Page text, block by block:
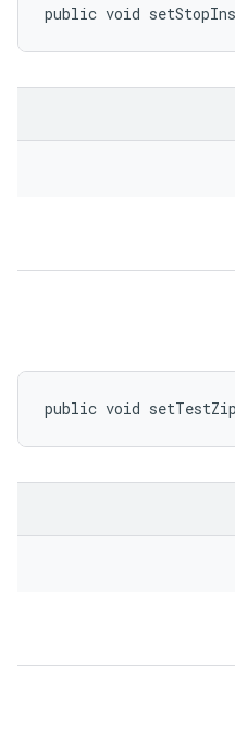
public void
public void